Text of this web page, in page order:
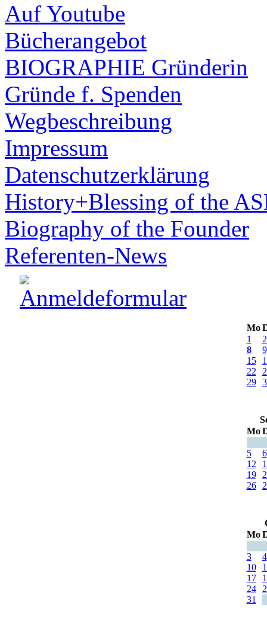
Auf Youtube
Bücherangebot
BIOGRAPHIE Gründerin
Gründe f. Spenden
Wegbeschreibung
Impressum
Datenschutzerklärung
History+Blessing of the
Biography of the Founder
Referenten-News
Mo
1
2
8
9
15
22
29
Mo
5
6
12
19
26
Mo
3
4
10
17
24
31